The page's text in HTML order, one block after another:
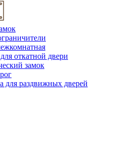
откатной двери
замок
для раздвижных дверей